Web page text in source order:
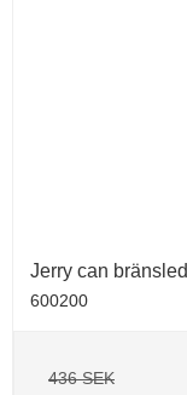
Jerry can
600200
436 SEK